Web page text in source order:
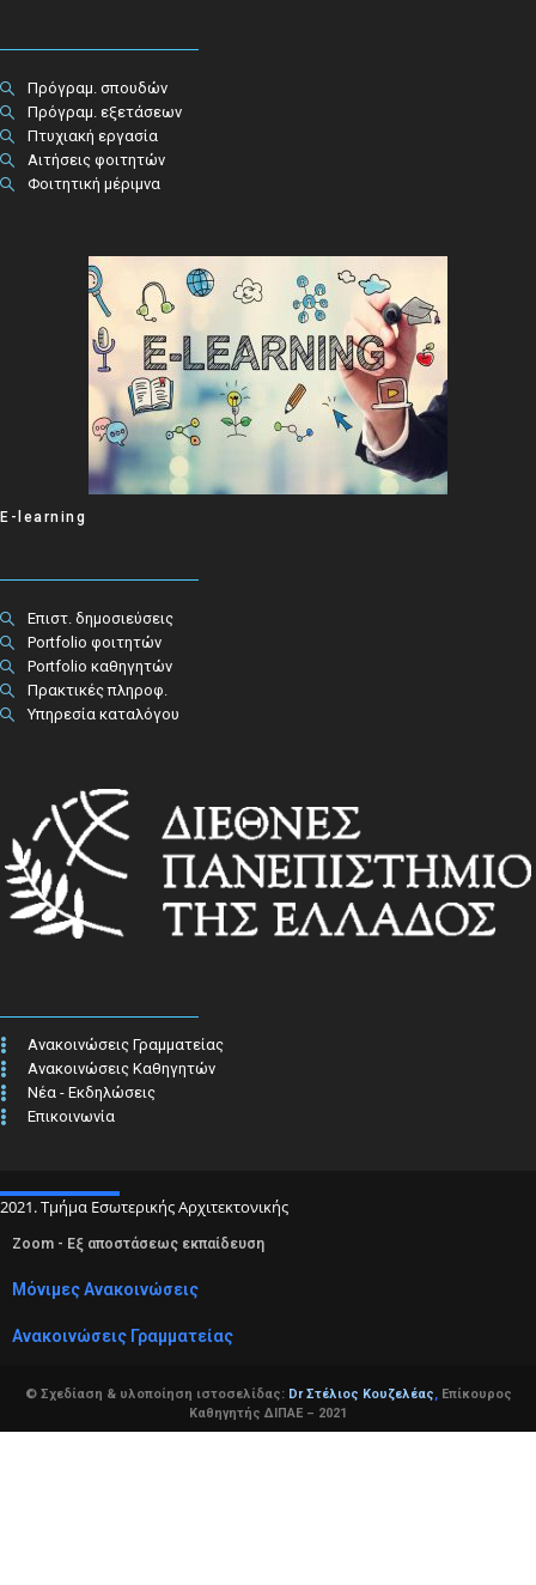
Πρόγραμ. σπουδών
Πρόγραμ. εξετάσεων
Πτυχιακή εργασία
Αιτήσεις φοιτητών
Φοιτητική μέριμνα
E-learning
Επιστ. δημοσιεύσεις
Portfolio φοιτητών
Portfolio καθηγητών
Πρακτικές πληροφ.​
Υπηρεσία καταλόγου
Ανακοινώσεις Γραμματείας
Ανακοινώσεις Καθηγητών
Νέα - Εκδηλώσεις
Επικοινωνία
2021. Τμήμα Εσωτερικής Αρχιτεκτονικής
Zoom - Εξ αποστάσεως εκπαίδευση
Μόνιμες Ανακοινώσεις
Ανακοινώσεις Γραμματείας
© Σχεδίαση & υλοποίηση ιστοσελίδας: Dr Στέλιος Κουζελέας,Επίκουρος
Καθηγητής ΔΙΠΑΕ – 2021